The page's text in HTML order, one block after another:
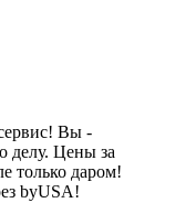
Вы -
делу. Цены за
только даром!
byUSA!